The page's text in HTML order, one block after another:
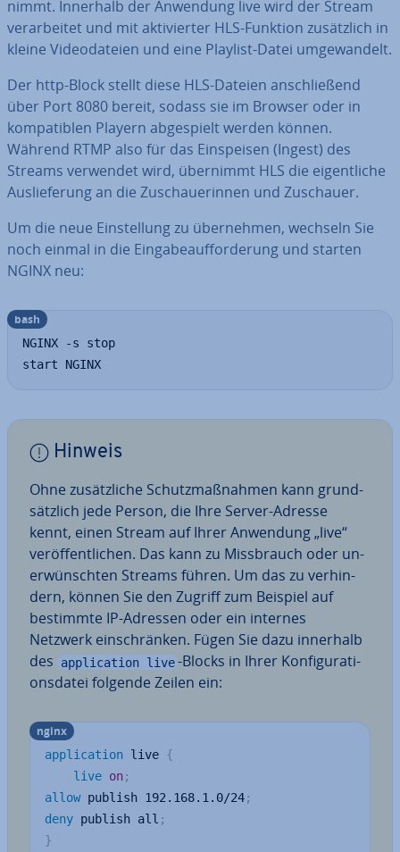
nimmt. Innerhalb der Anwendung live wird der Stream
ver­ar­bei­tet und mit ak­ti­vier­ter HLS-Funktion zu­sätz­lich in
kleine Vi­deo­da­tei­en und eine Playlist-Datei um­ge­wan­delt.
Der http-Block stellt diese HLS-Dateien an­schlie­ßend
über Port 8080 bereit, sodass sie im Browser oder in
kom­pa­ti­blen Playern ab­ge­spielt werden können.
Während RTMP also für das Ein­spei­sen (Ingest) des
Streams verwendet wird, übernimmt HLS die ei­gent­li­che
Aus­lie­fe­rung an die Zu­schaue­rin­nen und Zuschauer.
Um die neue Ein­stel­lung zu über­neh­men, wechseln Sie
noch einmal in die Ein­ga­be­auf­for­de­rung und starten
NGINX neu:
NGINX -s stop
start NGINX
bash
Hinweis
Ohne zu­sätz­li­che Schutz­maß­nah­men kann grund­
sätz­lich jede Person, die Ihre Server-Adresse
kennt, einen Stream auf Ihrer Anwendung „live“
ver­öf­fent­li­chen. Das kann zu Miss­brauch oder un­
er­wünsch­ten Streams führen. Um das zu ver­hin­
dern, können Sie den Zugriff zum Beispiel auf
bestimmte IP-Adressen oder ein internes
Netzwerk ein­schrän­ken. Fügen Sie dazu innerhalb
des
application live -Blocks in Ihrer Kon­fi­gu­ra­ti­
ons­da­tei folgende Zeilen ein:
application live {
live on;
allow publish 192.168.1.0/24;
deny publish all ;
}
nginx